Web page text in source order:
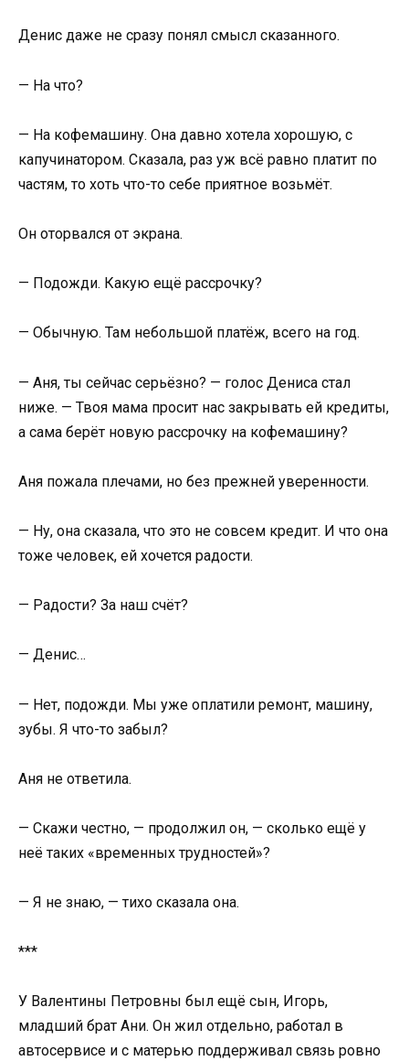
Денис даже не сразу понял смысл сказанного.
— На что?
— На кофемашину. Она давно хотела хорошую, с
капучинатором. Сказала, раз уж всё равно платит по
частям, то хоть что-то себе приятное возьмёт.
Он оторвался от экрана.
— Подожди. Какую ещё рассрочку?
— Обычную. Там небольшой платёж, всего на год.
— Аня, ты сейчас серьёзно? — голос Дениса стал
ниже. — Твоя мама просит нас закрывать ей кредиты,
а сама берёт новую рассрочку на кофемашину?
Аня пожала плечами, но без прежней уверенности.
— Ну, она сказала, что это не совсем кредит. И что она
тоже человек, ей хочется радости.
— Радости? За наш счёт?
— Денис…
— Нет, подожди. Мы уже оплатили ремонт, машину,
зубы. Я что-то забыл?
Аня не ответила.
— Скажи честно, — продолжил он, — сколько ещё у
неё таких «временных трудностей»?
— Я не знаю, — тихо сказала она.
***
У Валентины Петровны был ещё сын, Игорь,
младший брат Ани. Он жил отдельно, работал в
автосервисе и с матерью поддерживал связь ровно